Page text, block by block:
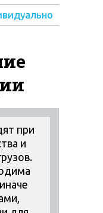
при
и